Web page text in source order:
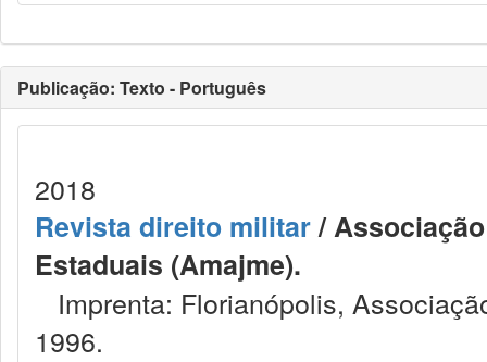
Publicação: Texto - Português
2018
Revista direito militar/
Estaduais (Amajme).
Imprenta: Florianópolis,
1996.